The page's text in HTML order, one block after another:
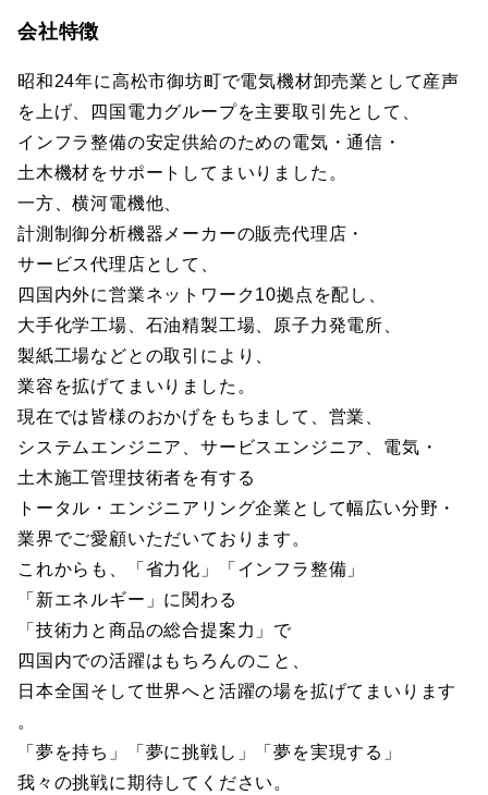
会社特徴
昭和24年に高松市御坊町で電気機材卸売業として産声
を上げ、四国電力グループを主要取引先として、
インフラ整備の安定供給のための電気・通信・
土木機材をサポートしてまいりました。
一方、横河電機他、
計測制御分析機器メーカーの販売代理店・
サービス代理店として、
四国内外に営業ネットワーク10拠点を配し、
大手化学工場、石油精製工場、原子力発電所、
製紙工場などとの取引により、
業容を拡げてまいりました。
現在では皆様のおかげをもちまして、営業、
システムエンジニア、サービスエンジニア、電気・
土木施工管理技術者を有する
トータル・エンジニアリング企業として幅広い分野・
業界でご愛顧いただいております。
これからも、「省力化」「インフラ整備」
「新エネルギー」に関わる
「技術力と商品の総合提案力」で
四国内での活躍はもちろんのこと、
日本全国そして世界へと活躍の場を拡げてまいります
。
「夢を持ち」「夢に挑戦し」「夢を実現する」
我々の挑戦に期待してください。